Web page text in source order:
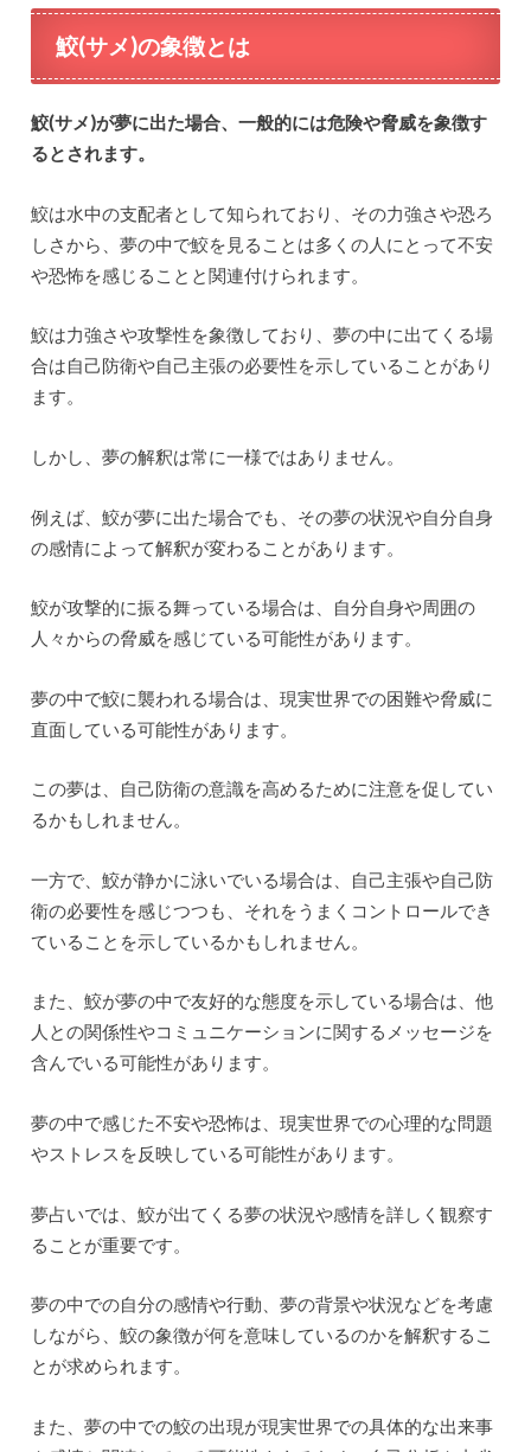
鮫(サメ)の象徴とは
鮫(サメ)が夢に出た場合、一般的には危険や脅威を象徴す
るとされます。
鮫は水中の支配者として知られており、その力強さや恐ろ
しさから、夢の中で鮫を見ることは多くの人にとって不安
や恐怖を感じることと関連付けられます。
鮫は力強さや攻撃性を象徴しており、夢の中に出てくる場
合は自己防衛や自己主張の必要性を示していることがあり
ます。
しかし、夢の解釈は常に一様ではありません。
例えば、鮫が夢に出た場合でも、その夢の状況や自分自身
の感情によって解釈が変わることがあります。
鮫が攻撃的に振る舞っている場合は、自分自身や周囲の
人々からの脅威を感じている可能性があります。
夢の中で鮫に襲われる場合は、現実世界での困難や脅威に
直面している可能性があります。
この夢は、自己防衛の意識を高めるために注意を促してい
るかもしれません。
一方で、鮫が静かに泳いでいる場合は、自己主張や自己防
衛の必要性を感じつつも、それをうまくコントロールでき
ていることを示しているかもしれません。
また、鮫が夢の中で友好的な態度を示している場合は、他
人との関係性やコミュニケーションに関するメッセージを
含んでいる可能性があります。
夢の中で感じた不安や恐怖は、現実世界での心理的な問題
やストレスを反映している可能性があります。
夢占いでは、鮫が出てくる夢の状況や感情を詳しく観察す
ることが重要です。
夢の中での自分の感情や行動、夢の背景や状況などを考慮
しながら、鮫の象徴が何を意味しているのかを解釈するこ
とが求められます。
また、夢の中での鮫の出現が現実世界での具体的な出来事